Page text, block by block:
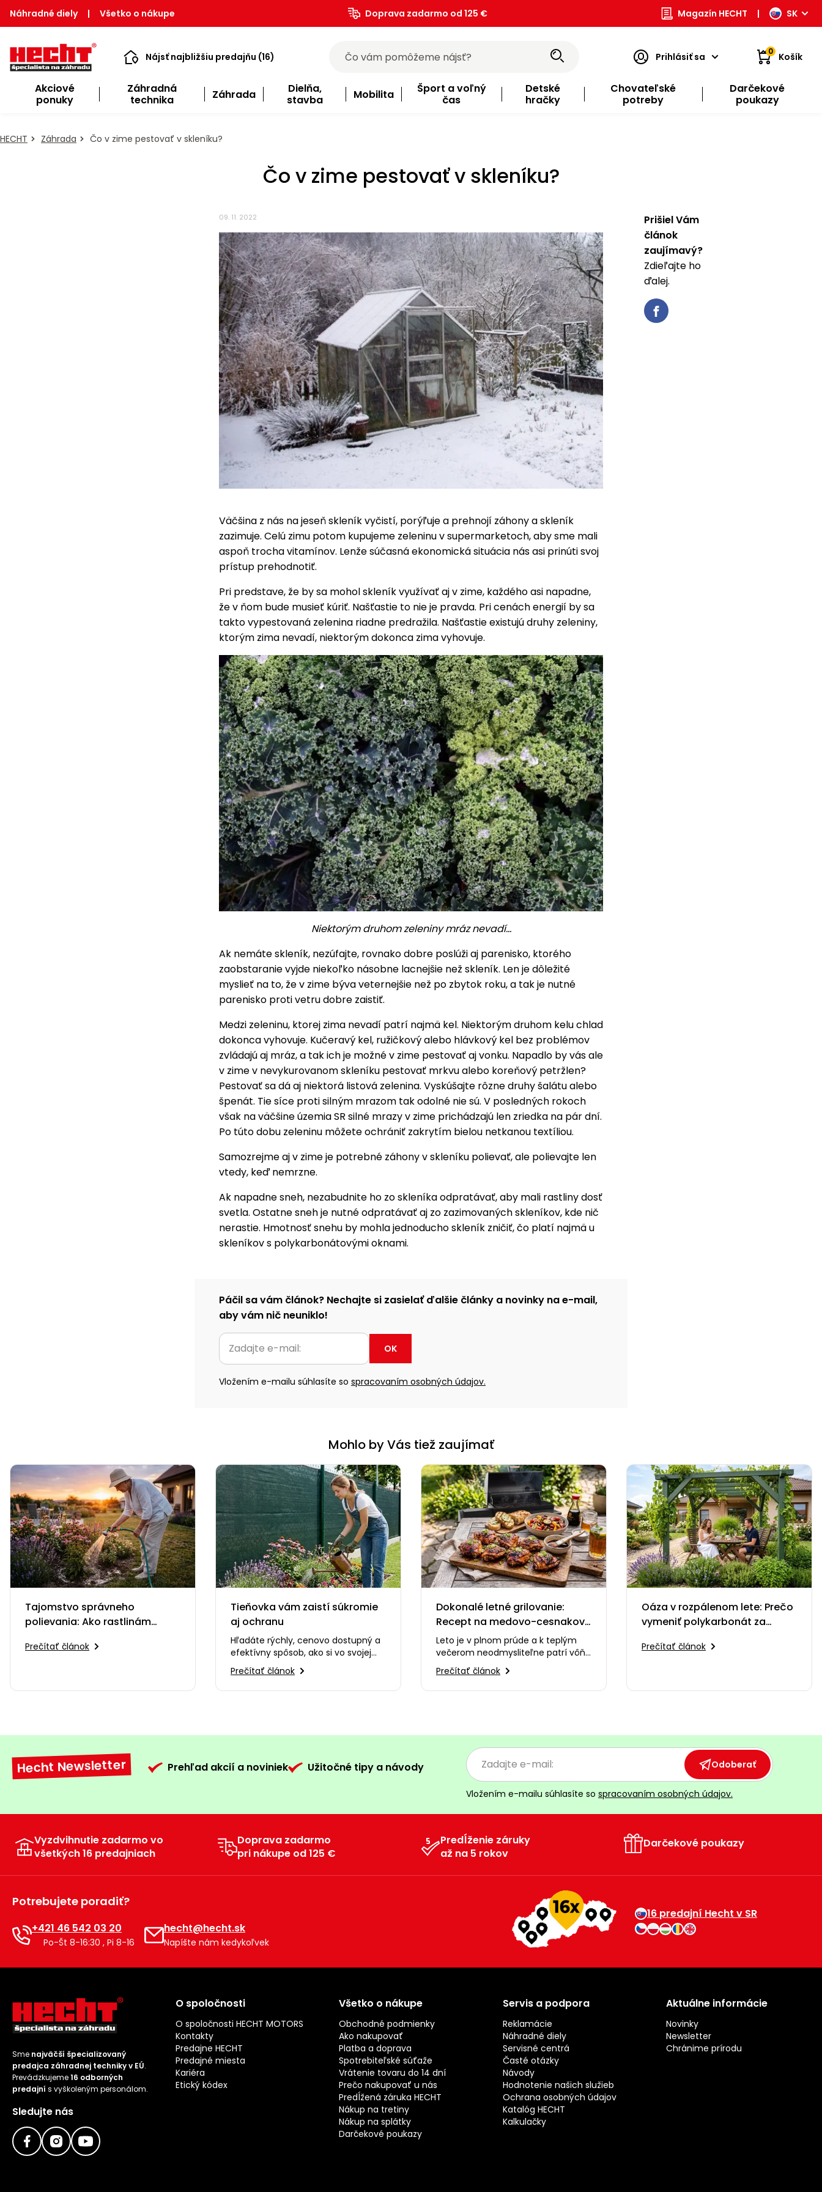
Náhradné diely | Všetko o nákupe Doprava zadarmo od 125 € Magazín HECHT | SK
Nájsť najbližšiu predajňu (16) Prihlásiť sa 0 Košík
Akciové
ponuky
Záhradná
technika
Záhrada
Dielňa,
stavba
Mobilita
Šport a voľný
čas
Detské
hračky
Chovateľské
potreby
Darčekové
poukazy
HECHT Záhrada Čo v zime pestovať v skleníku?
Čo v zime pestovať v skleníku?
09. 11. 2022
Väčšina z nás na jeseň skleník vyčistí, porýľuje a prehnojí záhony a skleník
zazimuje. Celú zimu potom kupujeme zeleninu v supermarketoch, aby sme mali
aspoň trocha vitamínov. Lenže súčasná ekonomická situácia nás asi prinúti svoj
prístup prehodnotiť.
Pri predstave, že by sa mohol skleník využívať aj v zime, každého asi napadne,
že v ňom bude musieť kúriť. Našťastie to nie je pravda. Pri cenách energií by sa
takto vypestovaná zelenina riadne predražila. Našťastie existujú druhy zeleniny,
ktorým zima nevadí, niektorým dokonca zima vyhovuje.
Niektorým druhom zeleniny mráz nevadí...
Ak nemáte skleník, nezúfajte, rovnako dobre poslúži aj parenisko, ktorého
zaobstaranie vyjde niekoľko násobne lacnejšie než skleník. Len je dôležité
myslieť na to, že v zime býva veternejšie než po zbytok roku, a tak je nutné
parenisko proti vetru dobre zaistiť.
Medzi zeleninu, ktorej zima nevadí patrí najmä kel. Niektorým druhom kelu chlad
dokonca vyhovuje. Kučeravý kel, ružičkový alebo hlávkový kel bez problémov
zvládajú aj mráz, a tak ich je možné v zime pestovať aj vonku. Napadlo by vás ale
v zime v nevykurovanom skleníku pestovať mrkvu alebo koreňový petržlen?
Pestovať sa dá aj niektorá listová zelenina. Vyskúšajte rôzne druhy šalátu alebo
špenát. Tie síce proti silným mrazom tak odolné nie sú. V posledných rokoch
však na väčšine územia SR silné mrazy v zime prichádzajú len zriedka na pár dní.
Po túto dobu zeleninu môžete ochrániť zakrytím bielou netkanou textíliou.
Samozrejme aj v zime je potrebné záhony v skleníku polievať, ale polievajte len
vtedy, keď nemrzne.
Ak napadne sneh, nezabudnite ho zo skleníka odpratávať, aby mali rastliny dosť
svetla. Ostatne sneh je nutné odpratávať aj zo zazimovaných skleníkov, kde nič
nerastie. Hmotnosť snehu by mohla jednoducho skleník zničiť, čo platí najmä u
skleníkov s polykarbonátovými oknami.
Páčil sa vám článok? Nechajte si zasielať ďalšie články a novinky na e-mail,
aby vám nič neuniklo!
OK
Vložením e-mailu súhlasíte so spracovaním osobných údajov.
Prišiel Vám
článok
zaujímavý?
Zdieľajte ho
ďalej.
Mohlo by Vás tiež zaujímať
Tajomstvo správneho
polievania: Ako rastlinám
Prečítať článok
Tieňovka vám zaistí súkromie
aj ochranu
Hľadáte rýchly, cenovo dostupný a
efektívny spôsob, ako si vo svojej
záhrade vytvoriť dokonalé
súkromie? Alebo…
Prečítať článok
Dokonalé letné grilovanie:
Recept na medovo-cesnakové
kuracie stehná, ktoré si
zamilujete
Leto je v plnom prúde a k teplým
večerom neodmysliteľne patrí vôňa
dreveného uhlia, praskanie ohňa a
smiech s priateľmi…
Prečítať článok
Oáza v rozpálenom lete: Prečo
vymeniť polykarbonát za
Prečítať článok
Hecht Newsletter Prehľad akcií a noviniek Užitočné tipy a návody Odoberať
Vložením e-mailu súhlasíte so spracovaním osobných údajov.
Vyzdvihnutie zadarmo vo
všetkých 16 predajniach
Doprava zadarmo
pri nákupe od 125 €
Predĺženie záruky
až na 5 rokov
Darčekové poukazy
Potrebujete poradiť?
+421 46 542 03 20
Po-Št 8-16:30 , Pi 8-16
hecht@hecht.sk
Napíšte nám kedykoľvek
16 predajní Hecht v SR
Sme najväčší špecializovaný
predajca záhradnej techniky v EÚ.
Prevádzkujeme16 odborných
predajní s vyškoleným personálom.
Sledujte nás
O spoločnosti
O spoločnosti HECHT MOTORS
Kontakty
Predajne HECHT
Predajné miesta
Kariéra
Etický kódex
Všetko o nákupe
Obchodné podmienky
Ako nakupovať
Platba a doprava
Spotrebiteľské súťaže
Vrátenie tovaru do 14 dní
Prečo nakupovať u nás
Predĺžená záruka HECHT
Nákup na tretiny
Nákup na splátky
Darčekové poukazy
Servis a podpora
Reklamácie
Náhradné diely
Servisné centrá
Časté otázky
Návody
Hodnotenie našich služieb
Ochrana osobných údajov
Katalóg HECHT
Kalkulačky
Aktuálne informácie
Novinky
Newsletter
Chránime prírodu